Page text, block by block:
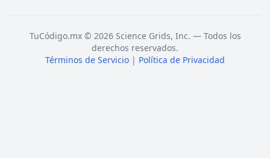
TuCódigo.mx © 2026 Science Grids, Inc. — Todos los
derechos reservados.
Términos de Servicio | Política de Privacidad